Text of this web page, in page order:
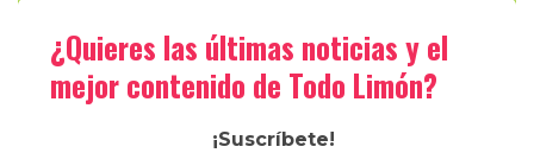
¿Quieres las últimas noticias y el
mejor contenido de Todo Limón?
¡Suscríbete!